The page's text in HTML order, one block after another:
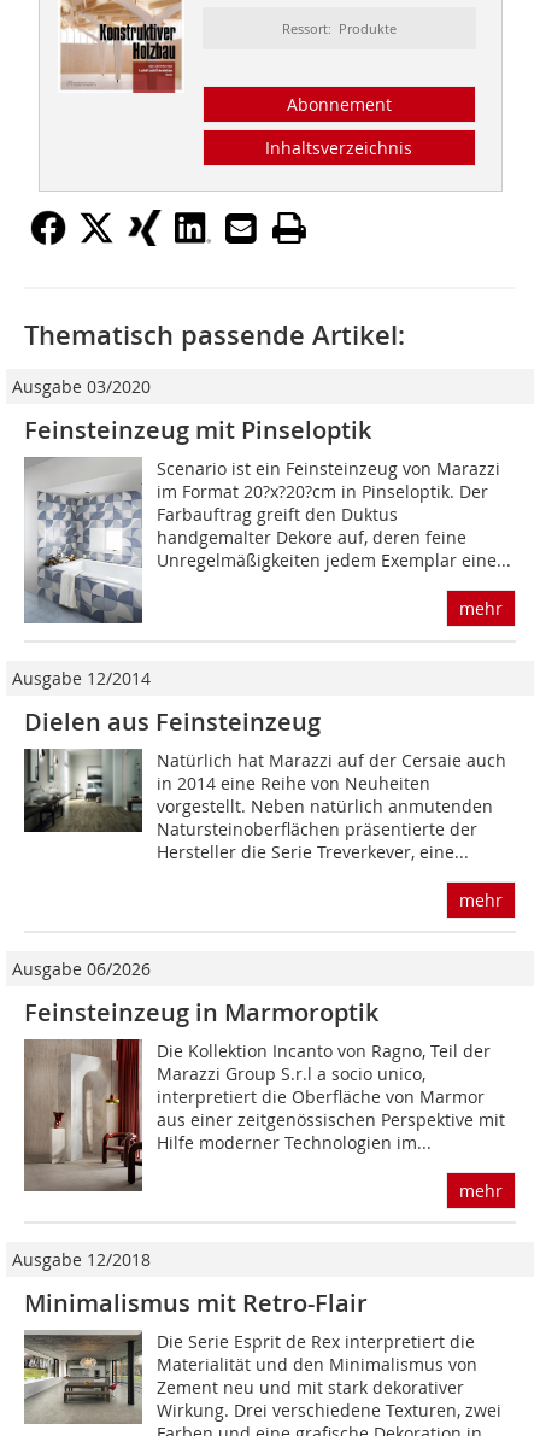
Ressort: Produkte
Abonnement
Inhaltsverzeichnis
Thematisch passende Artikel:
Ausgabe 03/2020
Feinsteinzeug mit Pinseloptik
Scenario ist ein Feinsteinzeug von Marazzi
im Format 20?x?20?cm in Pinseloptik. Der
Farbauftrag greift den Duktus
handgemalter Dekore auf, deren feine
Unregelmäßigkeiten jedem Exemplar eine...
mehr
Ausgabe 12/2014
Dielen aus Feinsteinzeug
Natürlich hat Marazzi auf der Cersaie auch
in 2014 eine Reihe von Neuheiten
vorgestellt. Neben natürlich anmutenden
Natursteinoberflächen präsentierte der
Hersteller die Serie Treverkever, eine...
mehr
Ausgabe 06/2026
Feinsteinzeug in Marmoroptik
Die Kollektion Incanto von Ragno, Teil der
Marazzi Group S.r.l a socio unico,
interpretiert die Oberfläche von Marmor
aus einer zeitgenössischen Perspektive mit
Hilfe moderner Technologien im...
mehr
Ausgabe 12/2018
Minimalismus mit Retro-Flair
Die Serie Esprit de Rex interpretiert die
Materialität und den Minimalismus von
Zement neu und mit stark dekorativer
Wirkung. Drei verschiedene Texturen, zwei